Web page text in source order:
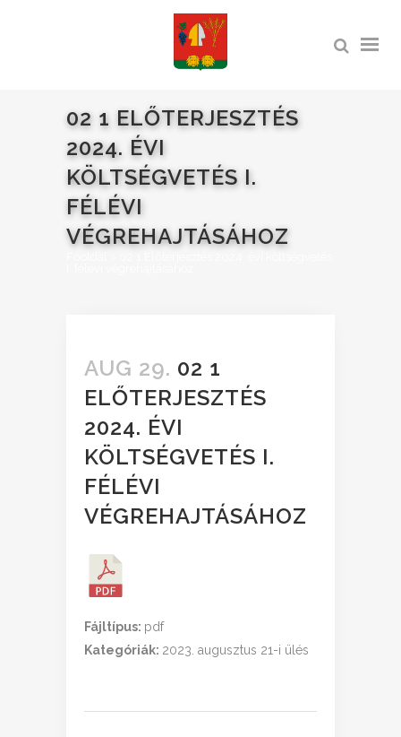
02 1 ELŐTERJESZTÉS
2024. ÉVI
KÖLTSÉGVETÉS I.
FÉLÉVI
VÉGREHAJTÁSÁHOZ
AUG 29. 02 1
ELŐTERJESZTÉS
2024. ÉVI
KÖLTSÉGVETÉS I.
FÉLÉVI
VÉGREHAJTÁSÁHOZ
Fájltípus: pdf
Kategóriák: 2023. augusztus 21-i ülés